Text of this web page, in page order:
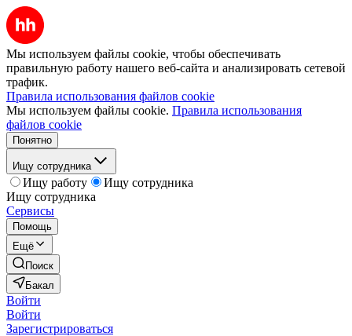
Мы используем файлы cookie, чтобы обеспечивать
правильную работу нашего веб-сайта и анализировать сетевой
трафик.
Правила использования файлов cookie
Мы используем файлы cookie. Правила использования
файлов cookie
Понятно
Ищу сотрудника
Ищу работу
Ищу сотрудника
Ищу сотрудника
Сервисы
Помощь
Ещё
Поиск
Бакал
Войти
Войти
Зарегистрироваться